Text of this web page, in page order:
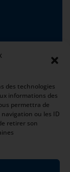
des technologies
informations des
permettra de
ou les ID
retirer son